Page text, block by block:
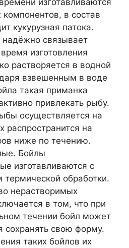
компонентов, в состав
кукурузная патока.
надёжно связывает
изготовления
растворяется в водной
взвешенным в воде
такая приманка
привлекать рыбу.
осуществляется на
распространится на
ниже по течению.
Бойлы
изготавливаются с
обработки.
нерастворимых
в том, что при
течении бойл может
сохранять свою форму.
таких бойлов их